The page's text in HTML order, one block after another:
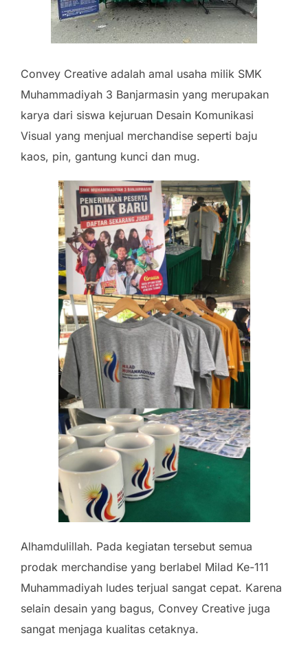
Convey Creative adalah amal usaha milik SMK
Muhammadiyah 3 Banjarmasin yang merupakan
karya dari siswa kejuruan Desain Komunikasi
Visual yang menjual merchandise seperti baju
kaos, pin, gantung kunci dan mug.
Alhamdulillah. Pada kegiatan tersebut semua
prodak merchandise yang berlabel Milad Ke-111
Muhammadiyah ludes terjual sangat cepat. Karena
selain desain yang bagus, Convey Creative juga
sangat menjaga kualitas cetaknya.